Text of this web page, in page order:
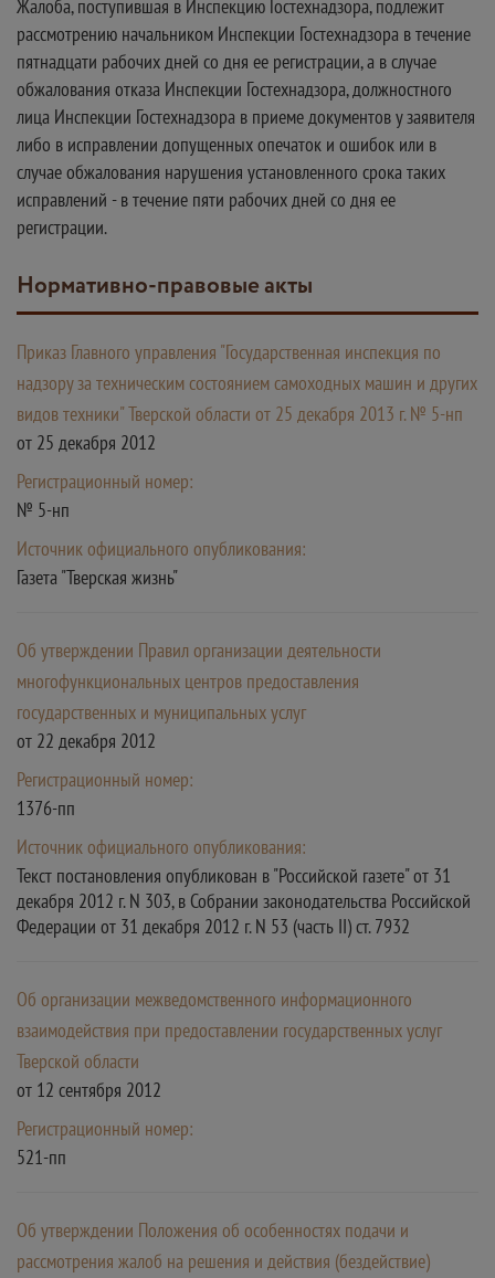
Жалоба, поступившая в Инспекцию Гостехнадзора, подлежит
рассмотрению начальником Инспекции Гостехнадзора в течение
пятнадцати рабочих дней со дня ее регистрации, а в случае
обжалования отказа Инспекции Гостехнадзора, должностного
лица Инспекции Гостехнадзора в приеме документов у заявителя
либо в исправлении допущенных опечаток и ошибок или в
случае обжалования нарушения установленного срока таких
исправлений - в течение пяти рабочих дней со дня ее
регистрации.
Нормативно-правовые акты
Приказ Главного управления "Государственная инспекция по
надзору за техническим состоянием самоходных машин и других
видов техники" Тверской области от 25 декабря 2013 г. № 5-нп
от 25 декабря 2012
Регистрационный номер:
№ 5-нп
Источник официального опубликования:
Газета "Тверская жизнь"
Об утверждении Правил организации деятельности
многофункциональных центров предоставления
государственных и муниципальных услуг
от 22 декабря 2012
Регистрационный номер:
1376-пп
Источник официального опубликования:
Текст постановления опубликован в "Российской газете" от 31
декабря 2012 г. N 303, в Собрании законодательства Российской
Федерации от 31 декабря 2012 г. N 53 (часть II) ст. 7932
Об организации межведомственного информационного
взаимодействия при предоставлении государственных услуг
Тверской области
от 12 сентября 2012
Регистрационный номер:
521-пп
Об утверждении Положения об особенностях подачи и
рассмотрения жалоб на решения и действия (бездействие)